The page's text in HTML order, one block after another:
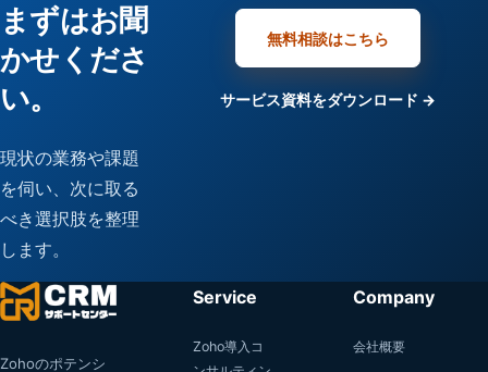
まずはお聞
かせくださ
い。
現状の業務や課題
を伺い、次に取る
べき選択肢を整理
します。
無料相談はこちら
サービス資料をダウンロード →
Zohoのポテンシ
Service
Zoho導入コ
Company
会社概要